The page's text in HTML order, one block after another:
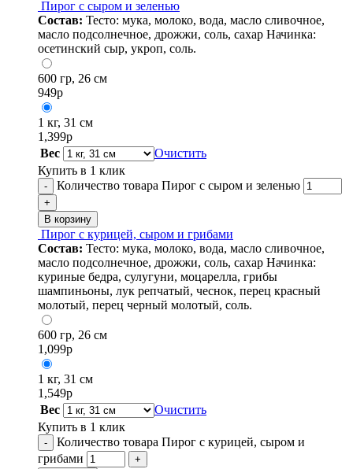
Пирог с сыром и зеленью
Состав: Тесто: мука, молоко, вода, масло сливочное,
масло подсолнечное, дрожжи, соль, сахар Начинка:
осетинский сыр, укроп, соль.
600 гр, 26 см
949р
1 кг, 31 см
1,399р
Вес
Очистить
Купить в 1 клик
- Количество товара Пирог с сыром и зеленью
+
В корзину
Пирог с курицей, сыром и грибами
Состав: Тесто: мука, молоко, вода, масло сливочное,
масло подсолнечное, дрожжи, соль, сахар Начинка:
куриные бедра, сулугуни, моцарелла, грибы
шампиньоны, лук репчатый, чеснок, перец красный
молотый, перец черный молотый, соль.
600 гр, 26 см
1,099р
1 кг, 31 см
1,549р
Вес
Очистить
Купить в 1 клик
-
Количество товара Пирог с курицей, сыром и
грибами
+